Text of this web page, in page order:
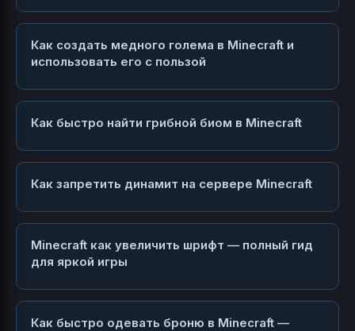
Как создать медного голема в Minecraft и
использовать его с пользой
Как быстро найти грибной биом в Minecraft
Как запретить динамит на сервере Minecraft
Minecraft как увеличить шрифт — полный гид
для яркой игры
Как быстро одевать броню в Minecraft —